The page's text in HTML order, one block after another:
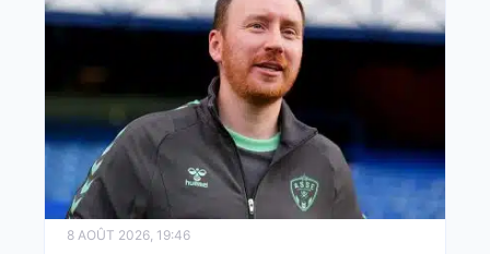
8 AOÛT 2026, 19:46